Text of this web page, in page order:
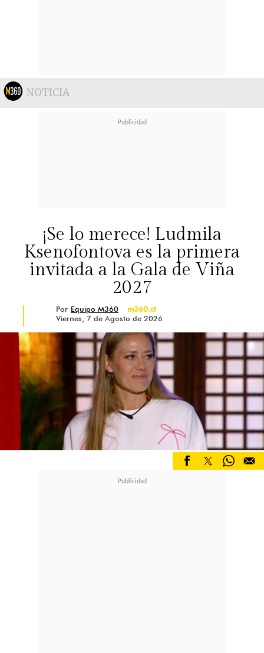
NOTICIA
¡Se lo merece! Ludmila
Ksenofontova es la primera
invitada a la Gala de Viña
2027
Por Equipo M360
m360.cl
Viernes, 7 de Agosto de 2026